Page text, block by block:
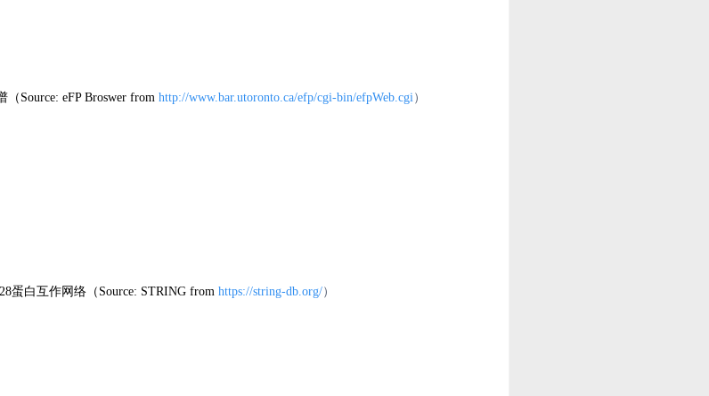
Source: eFP Broswer from http://www.bar.utoronto.ca/efp/cgi-bin/efpWeb.cgi）
蛋白互作网络（Source: STRING from https://string-db.org/）